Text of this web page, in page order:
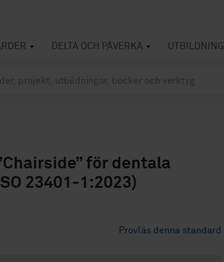
DELTA OCH PÅVERKA UTBILDNING
för dentala
23401-1:2023)
Provläs denna standard